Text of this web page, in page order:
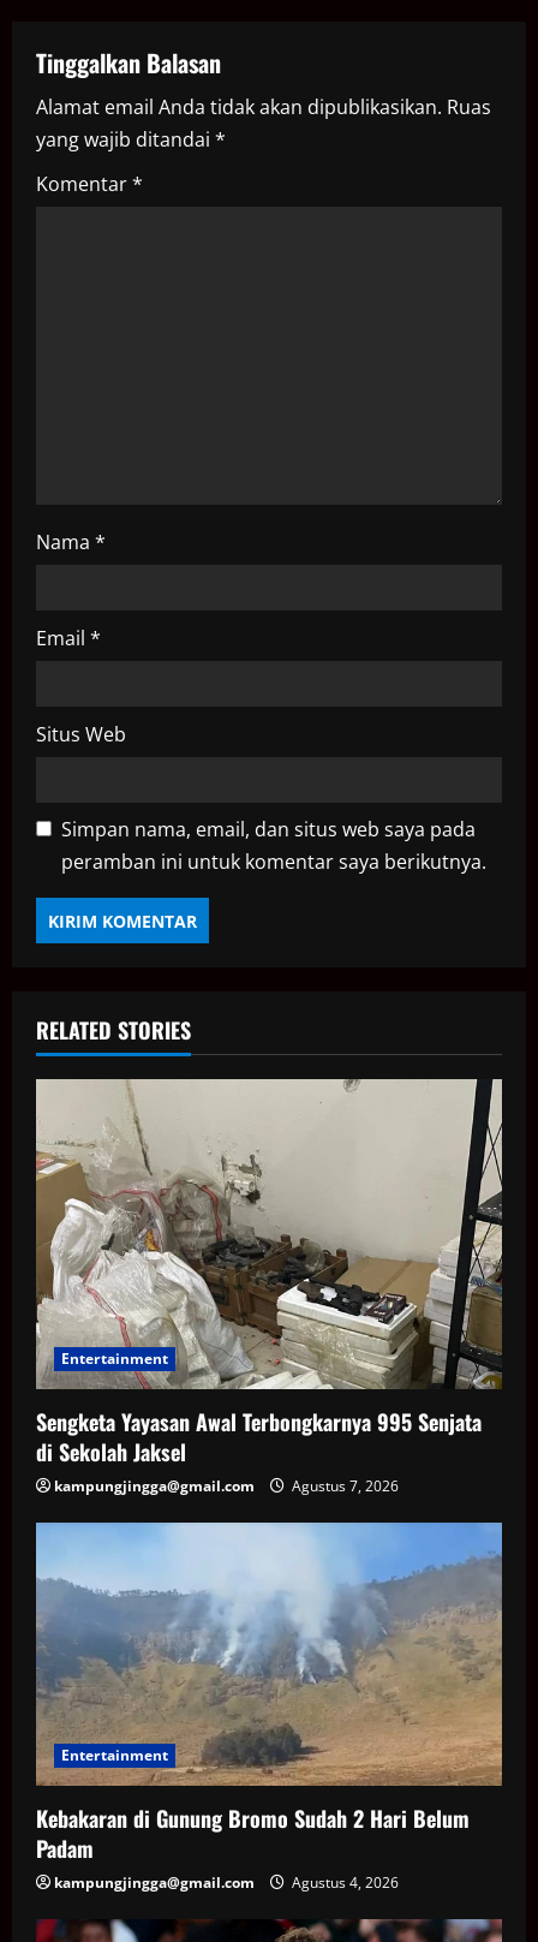
a
v
i
g
Tinggalkan Balasan
Alamat email Anda tidak akan dipublikasikan. Ruas
yang wajib ditandai *
Komentar*
Nama *
Email *
Situs Web
Simpan nama, email, dan situs web saya pada
peramban ini untuk komentar saya berikutnya.
RELATED STORIES
Entertainment
Sengketa Yayasan Awal Terbongkarnya 995 Senjata
di Sekolah Jaksel
kampungjingga@gmail.com Agustus 7, 2026
Entertainment
Kebakaran di Gunung Bromo Sudah 2 Hari Belum
Padam
kampungjingga@gmail.com Agustus 4, 2026